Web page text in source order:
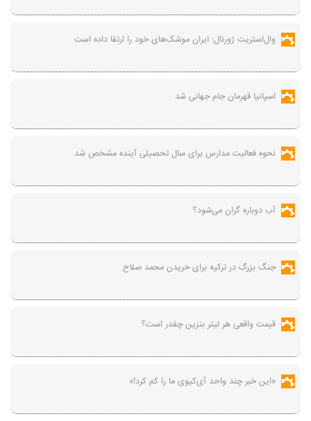
وال‌استریت ژورنال: ایران موشک‌های خود را ارتقا داده است
اسپانیا قهرمان جام جهانی شد
نحوه فعالیت مدارس برای سال تحصیلی آینده مشخص شد
آب دوباره گران می‌شود؟
جنگ بزرگ در ترکیه برای خریدن محمد صلاح
قیمت واقعی هر لیتر بنزین چقدر است؟
«این خبر چند واحد آی‌کیوی ما را کم کرد!»